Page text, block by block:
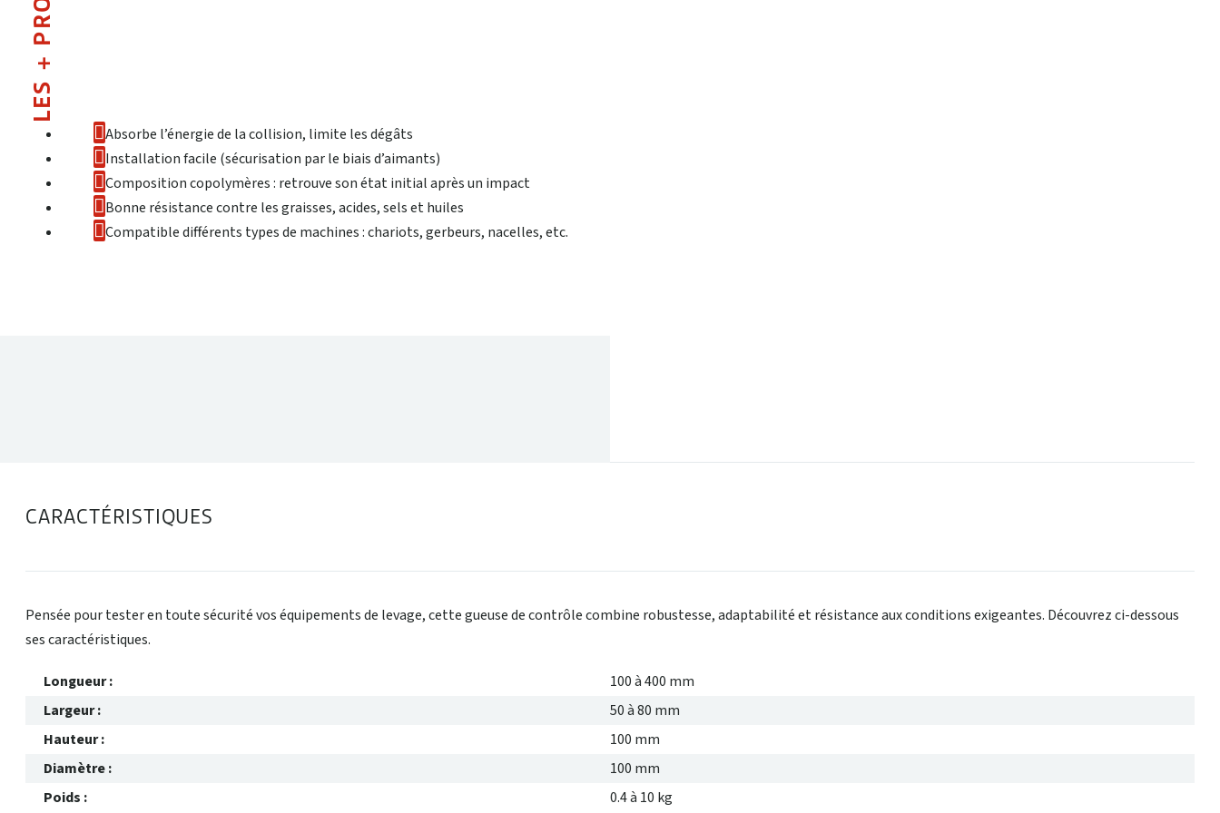
Absorbe l’énergie de la collision, limite les dégâts
Installation facile (sécurisation par le biais d’aimants)
Composition copolymères : retrouve son état initial après un impact
Bonne résistance contre les graisses, acides, sels et huiles
Compatible différents types de machines : chariots, gerbeurs, nacelles, etc.
CARACTÉRISTIQUES
Pensée pour tester en toute sécurité vos équipements de levage, cette gueuse de contrôle combine robustesse, adaptabilité et résistance aux conditions exigeantes. Découvrez ci-dessous
ses caractéristiques.
Longueur :
100 à 400 mm
Largeur :
50 à 80 mm
Hauteur :
100 mm
Diamètre :
100 mm
Poids :
0.4 à 10 kg